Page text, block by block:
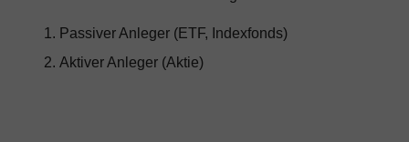
Passiver Anleger (ETF, Indexfonds)
Aktiver Anleger (Aktie)